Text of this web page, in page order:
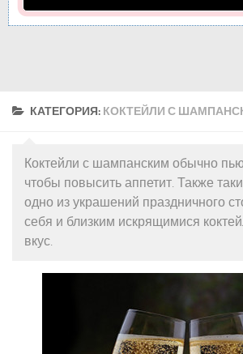
КАТЕГОРИЯ: КОКТЕЙЛИ С
Коктейли с шампанским обычно
чтобы повысить аппетит. Также
одно из украшений праздничного
себя и близким искрящимися
вкус.